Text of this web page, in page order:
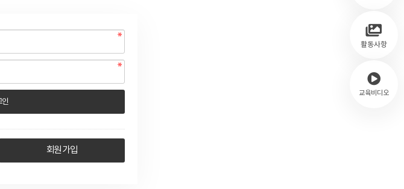
활동사항
교육비디오
회원 가입